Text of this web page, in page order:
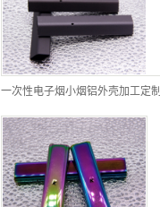
一次性电子烟小烟铝外壳加工定